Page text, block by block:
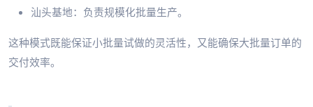
汕头基地：负责规模化批量生产。
这种模式既能保证小批量试做的灵活性，又能确保大批量订单的
交付效率。